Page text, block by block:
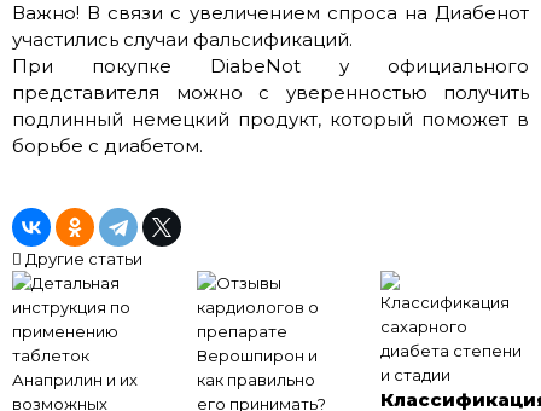
Важно! В связи с увеличением спроса на Диабенот
участились случаи фальсификаций.
При покупке DiabeNot у официального
представителя можно с уверенностью получить
подлинный немецкий продукт, который поможет в
борьбе с диабетом.
Другие статьи